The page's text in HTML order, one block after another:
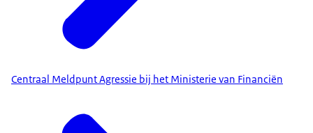
Centraal Meldpunt Agressie bij het Ministerie van Financiën